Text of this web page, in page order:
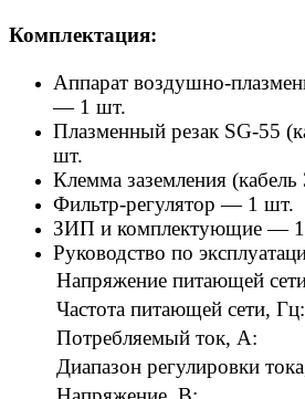
Комплектация:
Аппарат воздушно-
— 1 шт.
Плазменный резак SG-55
шт.
Клемма заземления
Фильтр-регулятор — 1 шт.
ЗИП и комплектующие — 1
Руководство по
Напряжение питающей
Частота питающей сети, Гц:
Потребляемый ток, А:
Диапазон регулировки